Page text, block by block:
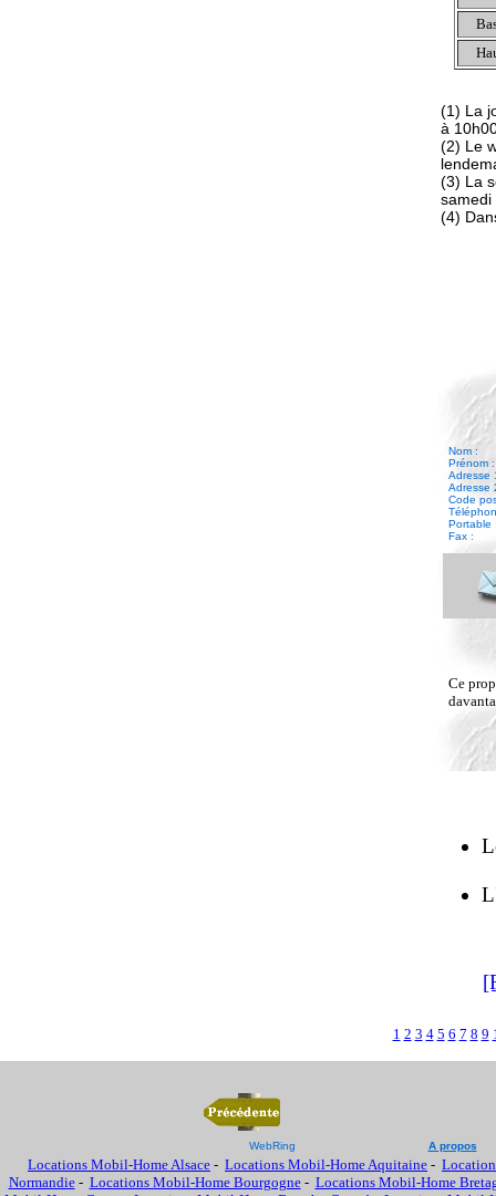
(1) La
à
(2) Le
(3) La
samedi
(4)
Nom :
Prénom :
Adresse
Adresse
Code
Portable
Fax :
Ce
1 2 3 4 5 6 7 8 9
WebRing A propos
Locations Mobil-Home Alsace - Locations Mobil-Home Aquitaine -
Normandie- Locations Mobil-Home Bourgogne- Locations Mobil-Home